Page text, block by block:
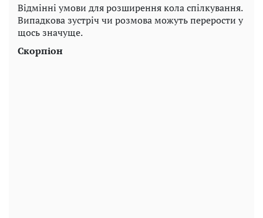
Відмінні умови для розширення кола спілкування.
Випадкова зустріч чи розмова можуть перерости у
щось значуще.
Скорпіон